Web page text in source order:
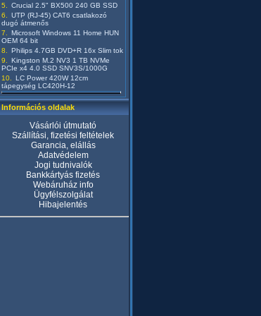
Crucial 2.5" BX500 240 GB SSD
UTP (RJ-45) CAT6 csatlakozó
dugó átmenős
Microsoft Windows 11 Home HUN
OEM 64 bit
Philips 4.7GB DVD+R 16x Slim tok
Kingston M.2 NV3 1 TB NVMe
PCIe x4 4.0 SSD SNV3S/1000G
LC Power 420W 12cm
tápegység LC420H-12
Információs oldalak
Vásárlói útmutató
Szállítási, fizetési feltételek
Garancia, elállás
Adatvédelem
Jogi tudnivalók
Bankkártyás fizetés
Webáruház info
Ügyfélszolgálat
Hibajelentés